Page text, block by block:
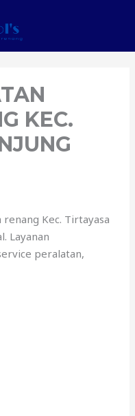
KEC.
Kec. Tirtayasa
Layanan
peralatan,